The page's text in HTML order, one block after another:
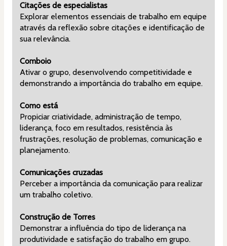
Citações de especialistas
Explorar elementos essenciais de trabalho em equipe
através da reflexão sobre citações e identificação de
sua relevância.
Comboio
Ativar o grupo, desenvolvendo competitividade e
demonstrando a importância do trabalho em equipe.
Como está
Propiciar criatividade, administração de tempo,
liderança, foco em resultados, resistência às
frustrações, resolução de problemas, comunicação e
planejamento.
Comunicações cruzadas
Perceber a importância da comunicação para realizar
um trabalho coletivo.
Construção de Torres
Demonstrar a influência do tipo de liderança na
produtividade e satisfação do trabalho em grupo.